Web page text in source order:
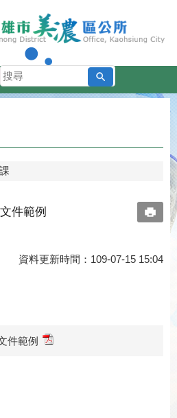
搜
尋
件範例
資料更新時間：109-07-15 15:04
件範例